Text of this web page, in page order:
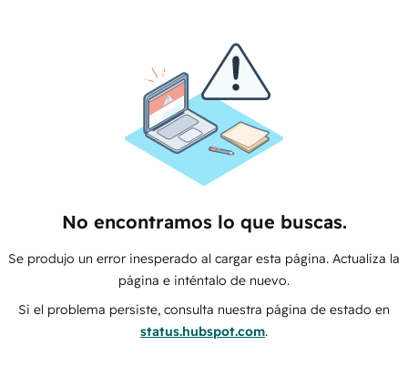
No encontramos lo que buscas.
Se produjo un error inesperado al cargar esta página. Actualiza la
página e inténtalo de nuevo.
Si el problema persiste, consulta nuestra página de estado en
status.hubspot.com.